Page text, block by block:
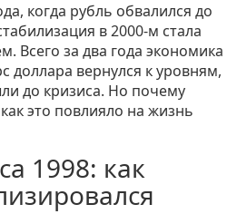
когда рубль обвалился до
в 2000-м стала
Всего за два года экономика
доллара вернулся к уровням,
до кризиса. Но почему
это повлияло на жизнь
1998: как